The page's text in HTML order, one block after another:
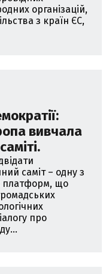
організацій,
з країн ЄС,
вивчала
саміт – одну з
платформ, що
про